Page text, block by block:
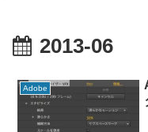
2013-06
Adobe